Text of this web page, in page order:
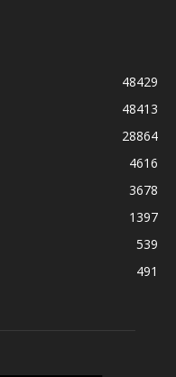
48429
48413
28864
4616
3678
1397
539
491